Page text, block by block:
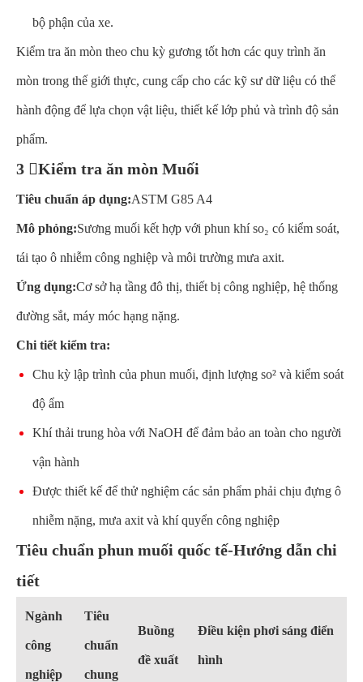
bộ phận của xe.
Kiểm tra ăn mòn theo chu kỳ gương tốt hơn các quy trình ăn
mòn trong thế giới thực, cung cấp cho các kỹ sư dữ liệu có thể
hành động để lựa chọn vật liệu, thiết kế lớp phủ và trình độ sản
phẩm.
3 ️⃣Kiểm tra ăn mòn Muối
Tiêu chuẩn áp dụng:ASTM G85 A4
Mô phỏng:Sương muối kết hợp với phun khí so₂ có kiểm soát,
tái tạo ô nhiễm công nghiệp và môi trường mưa axit.
Ứng dụng:Cơ sở hạ tầng đô thị, thiết bị công nghiệp, hệ thống
đường sắt, máy móc hạng nặng.
Chi tiết kiểm tra:
Chu kỳ lập trình của phun muối, định lượng so² và kiểm soát
độ ẩm
Khí thải trung hòa với NaOH để đảm bảo an toàn cho người
vận hành
Được thiết kế để thử nghiệm các sản phẩm phải chịu đựng ô
nhiễm nặng, mưa axit và khí quyển công nghiệp
Tiêu chuẩn phun muối quốc tế-Hướng dẫn chi
tiết
Ngành
công
nghiệp
Tiêu
chuẩn
chung
Buồng
đề xuất
Điều kiện phơi sáng điển
hình